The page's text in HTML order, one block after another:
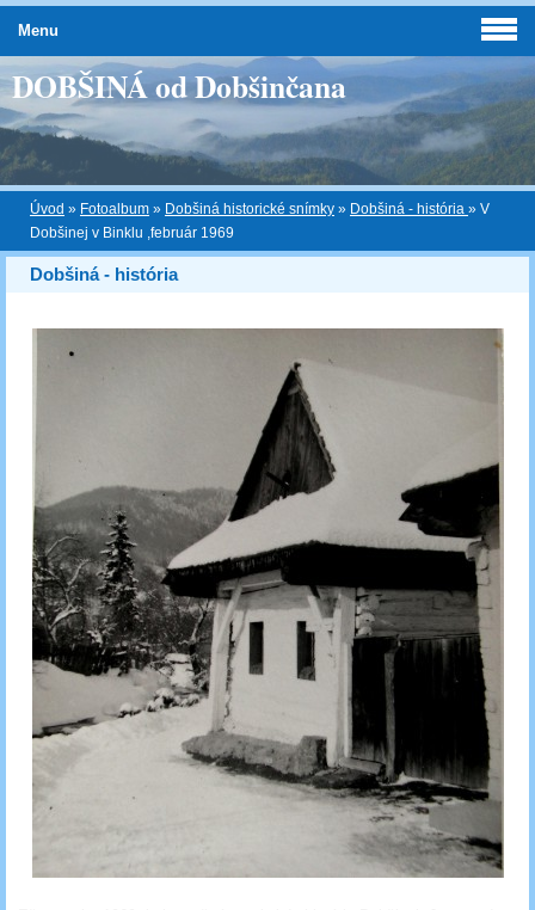
DOBŠINÁ od Dobšinčana
Úvod » Fotoalbum » Dobšiná historické snímky » Dobšiná - história » V
Dobšinej v Binklu ,február 1969
Dobšiná - história
Menu